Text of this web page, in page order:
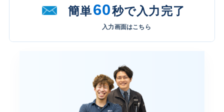
簡単60秒で入力完了
入力画面はこちら